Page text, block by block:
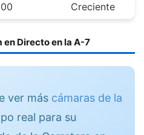
Creciente
en Directo en la A-7
ver más cámaras de la
real para su